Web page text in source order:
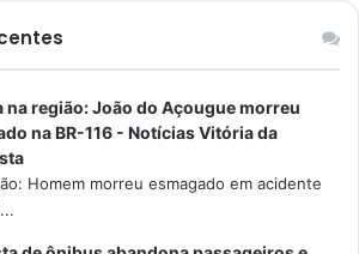
na região: João do Açougue morreu
na BR-116 - Notícias Vitória da
Homem morreu esmagado em acidente